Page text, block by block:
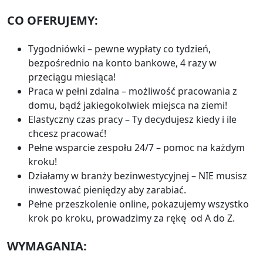
CO OFERUJEMY:
Tygodniówki – pewne wypłaty co tydzień,
bezpośrednio na konto bankowe, 4 razy w
przeciągu miesiąca!
Praca w pełni zdalna – możliwość pracowania z
domu, bądź jakiegokolwiek miejsca na ziemi!
Elastyczny czas pracy – Ty decydujesz kiedy i ile
chcesz pracować!
Pełne wsparcie zespołu 24/7 – pomoc na każdym
kroku!
Działamy w branży bezinwestycyjnej – NIE musisz
inwestować pieniędzy aby zarabiać.
Pełne przeszkolenie online, pokazujemy wszystko
krok po kroku, prowadzimy za rękę od A do Z.
WYMAGANIA: